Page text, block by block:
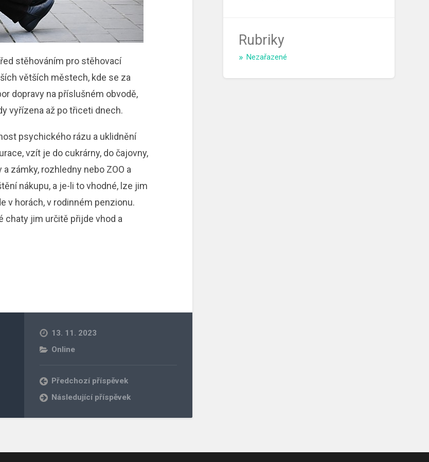
stěhováním pro stěhovací
větších městech, kde se za
dopravy na příslušném obvodě,
vyřízena až po třiceti dnech.
psychického rázu a uklidnění
vzít je do cukrárny, do čajovny,
zámky, rozhledny nebo ZOO a
nákupu, a je-li to vhodné, lze jim
v horách, v rodinném penzionu.
chaty jim určitě přijde vhod a
13. 11. 2023
Online
Předchozí příspěvek
Následující příspěvek
Rubriky
Nezařazené